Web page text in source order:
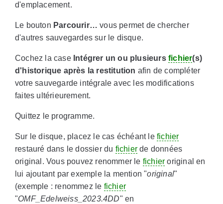
d'emplacement.
Le bouton Parcourir… vous permet de chercher
d'autres sauvegardes sur le disque.
Cochez la case Intégrer un ou plusieurs fichier(s)
d'historique après la restitution afin de compléter
votre sauvegarde intégrale avec les modifications
faites ultérieurement.
Quittez le programme.
Sur le disque, placez le cas échéant le fichier
restauré dans le dossier du fichierde données
original. Vous pouvez renommer le fichier original en
lui ajoutant par exemple la mention "original"
(exemple : renommez le fichier
"OMF_Edelweiss_2023.4DD" en